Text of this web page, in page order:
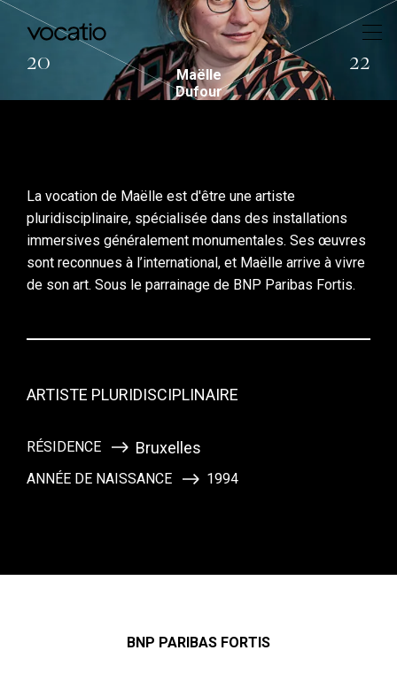
20 22
Maëlle
Dufour
La vocation de Maëlle est d'être une artiste
pluridisciplinaire, spécialisée dans des installations
immersives généralement monumentales. Ses œuvres
sont reconnues à l’international, et Maëlle arrive à vivre
de son art. Sous le parrainage de BNP Paribas Fortis.
ARTISTE PLURIDISCIPLINAIRE
RÉSIDENCE Bruxelles
ANNÉE DE NAISSANCE 1994
BNP PARIBAS FORTIS